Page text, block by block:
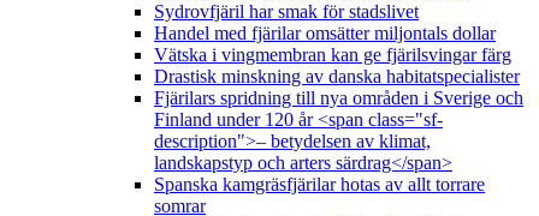
Sydrovfjäril har smak för stadslivet
Handel med fjärilar omsätter miljontals dollar
Vätska i vingmembran kan ge fjärilsvingar färg
Drastisk minskning av danska habitatspecialister
Fjärilars spridning till nya områden i Sverige och
Finland under 120 år <span class="sf-
description">– betydelsen av klimat,
landskapstyp och arters särdrag</span>
Spanska kamgräsfjärilar hotas av allt torrare
somrar